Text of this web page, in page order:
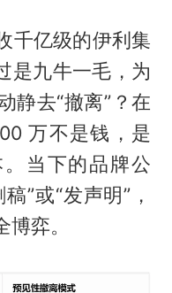
千亿级的伊利集
是九牛一毛，为
静去“撤离”？在
万不是钱，是
当下的品牌公
”或“发声明”，
弈。